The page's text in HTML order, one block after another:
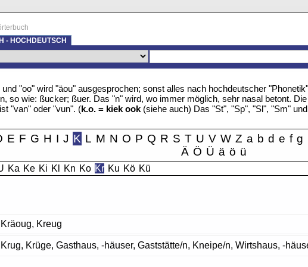
- HOCHDEUTSCH
und "oo" wird "äou" ausgesprochen; sonst alles nach hochdeutscher
so wie: ßucker; ßuer. Das "n" wird, wo immer möglich, sehr nasal betont.
"van" oder "vun". (k.o. = kiek ook(siehe auch) Das "St", "Sp", "Sl", "Sm"
E F G H I J K L M N O P Q R S T U V W Z a b d e f g
Ä Ö Ü ä ö ü
Ka Ke Ki Kl Kn Ko Kr Ku Kö Kü
Kräoug, Kreug
Krug, Krüge, Gasthaus, -häuser, Gaststätte/n, Kneipe/n, Wirtshaus, -